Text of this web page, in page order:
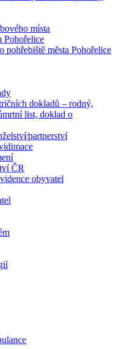
místa
Pohořelice
pohřebiště města Pohořelice
dokladů – rodný,
list, doklad o
ČR
obyvatel